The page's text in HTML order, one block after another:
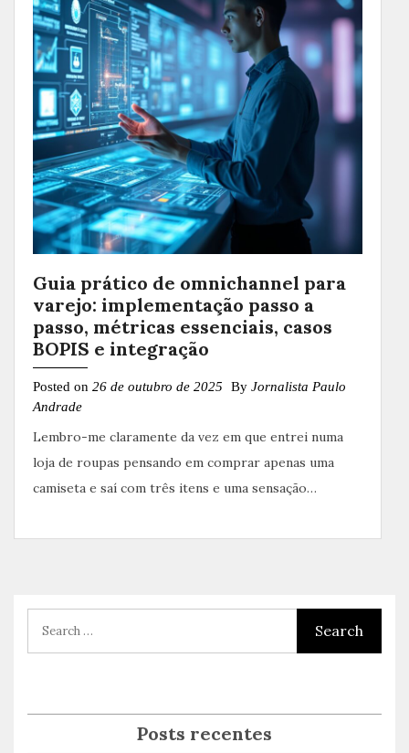
Guia prático de omnichannel para
varejo: implementação passo a
passo, métricas essenciais, casos
BOPIS e integração
Posted on 26 de outubro de 2025 By Jornalista Paulo
Andrade
Lembro-me claramente da vez em que entrei numa
loja de roupas pensando em comprar apenas uma
camiseta e saí com três itens e uma sensação…
Posts recentes